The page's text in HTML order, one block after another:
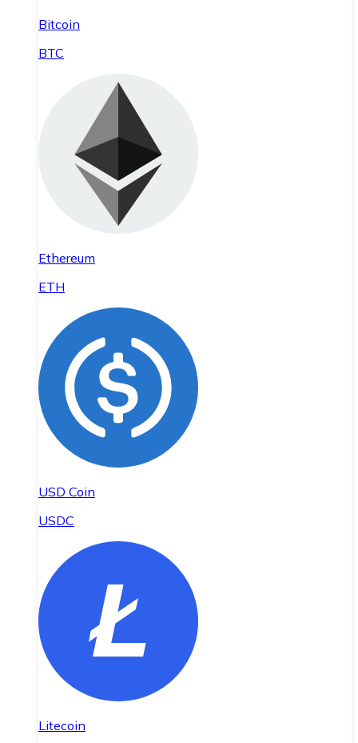
Bitcoin
BTC
Ethereum
ETH
USD Coin
USDC
Litecoin